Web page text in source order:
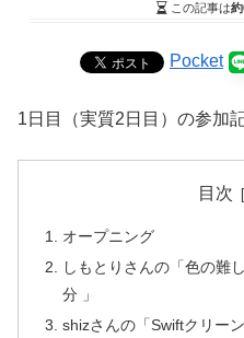
この記事は
Pocket
1日目（実質2日目）の参加記
目次
オープニング
しもとりさんの「色の難
分 」
shizさんの「Swiftクリー